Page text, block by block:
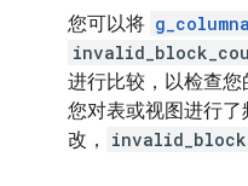
您可以将
进行比较，以检查
您对表或视图进行了
改，